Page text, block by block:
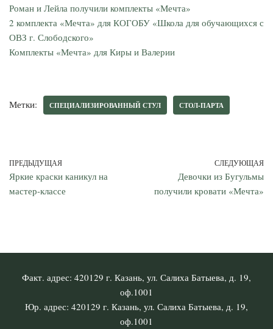
Роман и Лейла получили комплекты «Мечта»
2 комплекта «Мечта» для КОГОБУ «Школа для обучающихся с
ОВЗ г. Слободского»
Комплекты «Мечта» для Киры и Валерии
Метки: СПЕЦИАЛИЗИРОВАННЫЙ СТУЛ СТОЛ-ПАРТА
ПРЕДЫДУЩАЯ
Яркие краски каникул на
мастер-классе
СЛЕДУЮЩАЯ
Девочки из Бугульмы
получили кровати «Мечта»
Факт. адрес: 420129 г. Казань, ул. Салиха Батыева, д. 19,
оф.1001
Юр. адрес: 420129 г. Казань, ул. Салиха Батыева, д. 19,
оф.1001